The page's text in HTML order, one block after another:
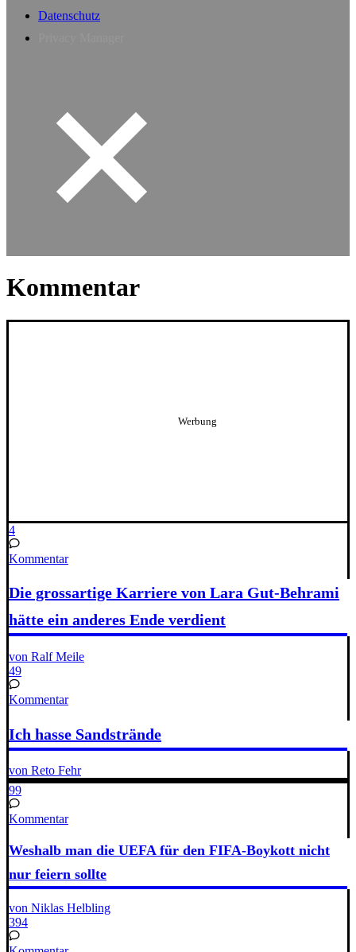
Datenschutz
Kommentar
4
Kommentar
Die grossartige Karriere von Lara Gut-Behrami
hätte ein anderes Ende verdient
von Ralf Meile
49
Kommentar
Ich hasse Sandstrände
von Reto Fehr
99
Kommentar
Weshalb man die UEFA für den FIFA-Boykott nicht
nur feiern sollte
von Niklas Helbling
394